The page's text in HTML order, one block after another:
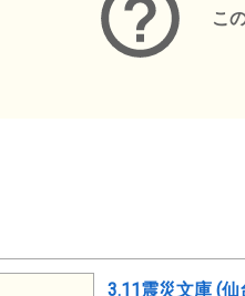
こ
3.11震災文庫 (